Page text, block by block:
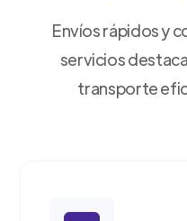
Envíos rápidos y
servicios
transporte